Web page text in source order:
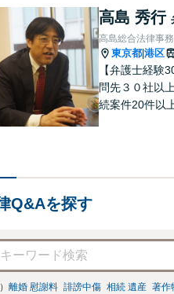
高島 秀行
高島総合法律事
東京都 港区
【弁護士経
問先３０社以
続案件20件以
Q&Aを探す
離婚 慰謝料 誹謗中傷 相続 遺産 著作